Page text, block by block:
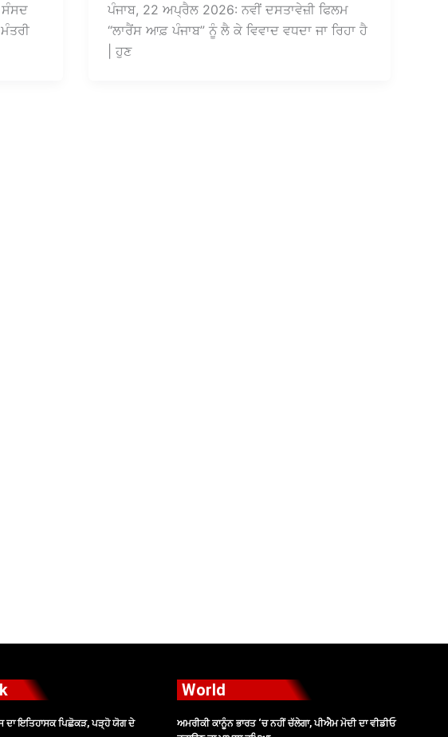
ਸੰਸਦ
ਪੰਜਾਬ, 22 ਅਪ੍ਰੈਲ 2026: ਨਵੀਂ ਦਸਤਾਵੇਜ਼ੀ ਫਿਲਮ
“ਲਾਰੈਂਸ ਆਫ਼ ਪੰਜਾਬ” ਨੂੰ ਲੈ ਕੇ ਵਿਵਾਦ ਵਧਦਾ ਜਾ ਰਿਹਾ ਹੈ
| ਹੁਣ
ਦਾ ਇਤਿਹਾਸਕ ਪਿਛੋਕੜ, ਪੜ੍ਹੋ ਯੋਗ ਦੇ
World
ਅਮਰੀਕੀ ਕਾਨੂੰਨ ਭਾਰਤ ‘ਚ ਨਹੀਂ ਚੱਲੇਗਾ, ਪੀਐਮ ਮੋਦੀ ਦਾ ਵੀਡੀਓ